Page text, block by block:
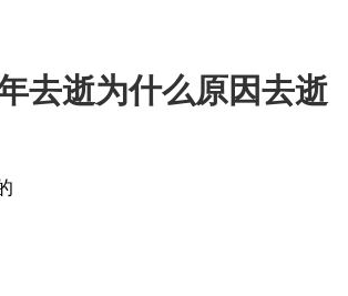
去逝为什么原因去逝